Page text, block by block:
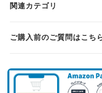
関連カテゴリ
ご購入前のご質問はこち